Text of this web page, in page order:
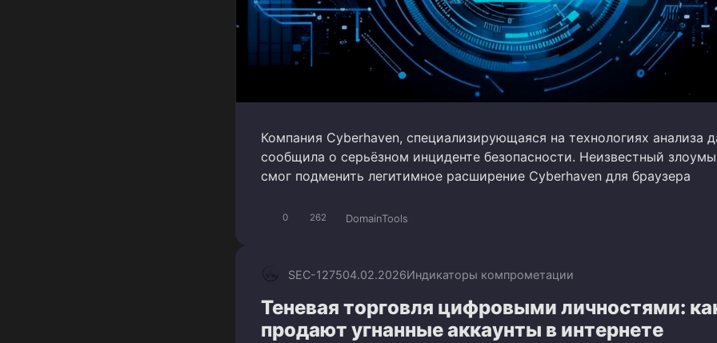
Компания Cyberhaven, специализирующаяся на технологиях анализа
сообщила о серьёзном инциденте безопасности. Неизвестный
смог подменить легитимное расширение Cyberhaven для браузера
0 262 DomainTools
SEC-127504.02.2026Индикаторы компрометации
Теневая торговля цифровыми личностями:
продают угнанные аккаунты в интернете